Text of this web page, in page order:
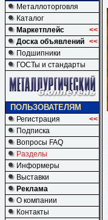
Металлоторговля
Каталог
Маркетплейс
<<
Доска объявлений <<
Подшипники
ГОСТы и стандарты
ПОЛЬЗОВАТЕЛЯМ
Регистрация
<<
Подписка
Вопросы FAQ
Разделы
Информеры
Выставки
Реклама
О компании
Контакты